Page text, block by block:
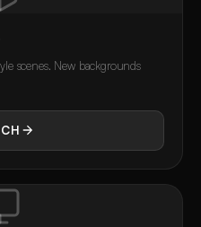
scenes. New backgrounds